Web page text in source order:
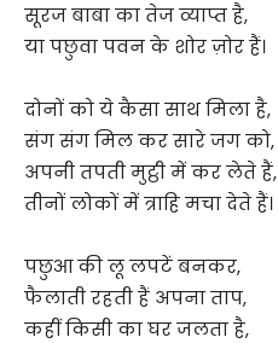
सूरज बाबा का तेज व्याप्त है,
या पछुवा पवन के शोर ज़ोर हैं।
दोनों को ये कैसा साथ मिला है,
संग संग मिल कर सारे जग को,
अपनी तपती मुट्ठी में कर लेते हैं,
तीनों लोकों में त्राहि मचा देते हैं।
पछुआ की लू लपटें बनकर,
फैलाती रहती हैं अपना ताप,
कहीं किसी का घर जलता है,